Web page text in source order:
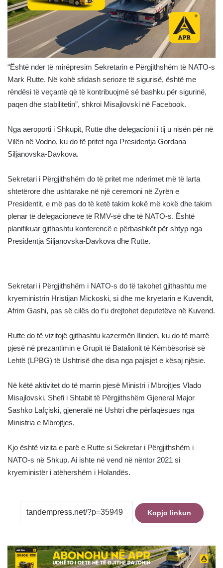
“Është nder të mirëpresim Sekretarin e Përgjithshëm të NATO-s
Mark Rutte. Në kohë sfidash serioze të sigurisë, është me
rëndësi të veçantë që të kontribuojmë së bashku për sigurinë,
paqen dhe stabilitetin”, shkroi Misajlovski në Facebook.
Nga aeroporti i Shkupit, Rutte dhe delegacioni i tij u nisën për në
Vilën në Vodno, ku do të pritet nga Presidentja Gordana
Siljanovska-Davkova.
Sekretari i Përgjithshëm do të pritet me nderimet më të larta
shtetërore dhe ushtarake në një ceremoni në Zyrën e
Presidentit, e më pas do të ketë takim kokë më kokë dhe takim
plenar të delegacioneve të RMV-së dhe të NATO-s. Është
planifikuar gjithashtu konferencë e përbashkët për shtyp nga
Presidentja Siljanovska-Davkova dhe Rutte.
Sekretari i Përgjithshëm i NATO-s do të takohet gjithashtu me
kryeministrin Hristijan Mickoski, si dhe me kryetarin e Kuvendit,
Afrim Gashi, pas së cilës do t’u drejtohet deputetëve në Kuvend.
Rutte do të vizitojë gjithashtu kazermën Ilinden, ku do të marrë
pjesë në prezantimin e Grupit të Batalionit të Këmbësorisë së
Lehtë (LPBG) të Ushtrisë dhe disa nga pajisjet e kësaj njësie.
Në këtë aktivitet do të marrin pjesë Ministri i Mbrojtjes Vlado
Misajlovski, Shefi i Shtabit të Përgjithshëm Gjeneral Major
Sashko Lafçiski, gjeneralë në Ushtri dhe përfaqësues nga
Ministria e Mbrojtjes.
Kjo është vizita e parë e Rutte si Sekretar i Përgjithshëm i
NATO-s në Shkup. Ai ishte në vend në nëntor 2021 si
kryeministër i atëhershëm i Holandës.
Kopjo linkun